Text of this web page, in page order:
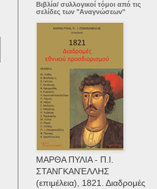
Βιβλία/ συλλογικοί τόμοι από τις
σελίδες των "Αναγνώσεων"
ΜΑΡΘΑ ΠΥΛΙΑ - Π.Ι.
ΣΤΑΝΓΚΑΝΈΛΛΗΣ
(επιμέλεια), 1821. Διαδρομές